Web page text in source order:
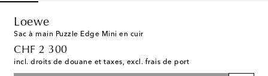
Loewe
Sac à main Puzzle Edge Mini en cuir
CHF 2 300
original price
incl. droits de douane et taxes, excl. frais de port